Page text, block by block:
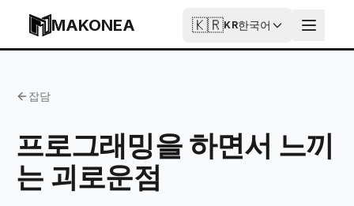
MAKONEA 🇰🇷KR한국어
프로그래밍을 하면서 느끼는 괴로운점
잡담
프로그래밍을 하면서 느끼
는 괴로운점